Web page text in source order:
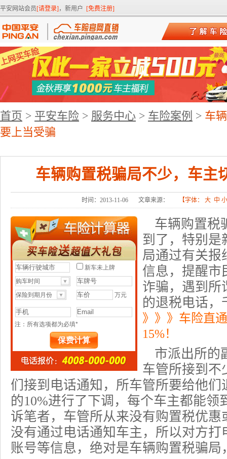
平安网站会员[请登录] ，新用户 [免费注册]
首页 > 平安车险 > 服务中心 > 车险案例 > 车
要上当受骗
车辆购置税骗局不少，车主
时间：2013-11-06 文章来源： 【字体： 大 中 小
车辆购置税
到了，特别是
局通过有关报
信息，提醒市
诈骗，遇到所
的退税电话，
》》》车险直
15%！
市派出所的
车管所接到不
们接到电话通知，所车管所要给他们
的10%进行了下调，每个车主都能领
诉笔者，车管所从来没有购置税优
没有通过电话通知车主，所以对方
账号等信息，绝对是车辆购置税骗局